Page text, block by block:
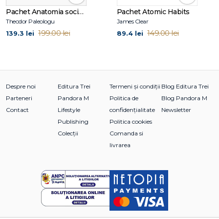
✔ Te ajută să îți clarificivalorile și prioritățile în viață.
✔ Înveți cum să îți folosești
energia pentru lucrurile care
sens personal.
✔ Este o combinație ideală întreperspectivă filozofică și
experiență de viață reală
Cui i se potrivește acest pachet:
✔ Persoanelor care caută
mai mult sens și claritate în
Pachet Anatomia societății moderne
Theodor Paleologu
139.3 lei 199.00 lei
Pachet Atomic Habits
James Clear
89.4 lei 149.00 lei
Despre noi
Parteneri
Contact
Editura Trei
Pandora M
Lifestyle
Publishing
Colecții
Termeni și condiții
Politica de
confidențialitate
Politica cookies
Comanda si
livrarea
Blog Editura Trei
Blog Pandora M
Newsletter